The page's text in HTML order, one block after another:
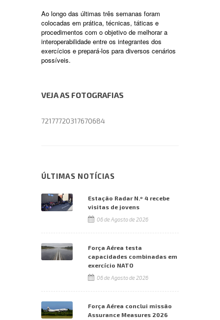
Ao longo das últimas três semanas foram
colocadas em prática, técnicas, táticas e
procedimentos com o objetivo de melhorar a
interoperabilidade entre os integrantes dos
exercícios e prepará-los para diversos cenários
possíveis.
VEJA AS FOTOGRAFIAS
72177720317670684
ÚLTIMAS NOTÍCIAS
Estação Radar N.º 4 recebe
visitas de jovens
06 de Agosto de 2026
Força Aérea testa
capacidades combinadas em
exercício NATO
06 de Agosto de 2026
Força Aérea conclui missão
Assurance Measures 2026